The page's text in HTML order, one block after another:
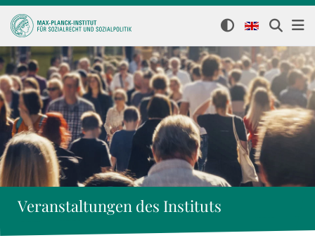
Veranstaltungen des Instituts